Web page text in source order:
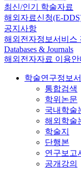
최신/인기 학술자료
해외자료신청(E-
공지사항
해외전자정보서비스
Databases & Journals
해외전자자료 이용안
학술연구정보
통합검색
학위논문
국내학술
해외학술
학술지
단행본
연구보고
공개강의